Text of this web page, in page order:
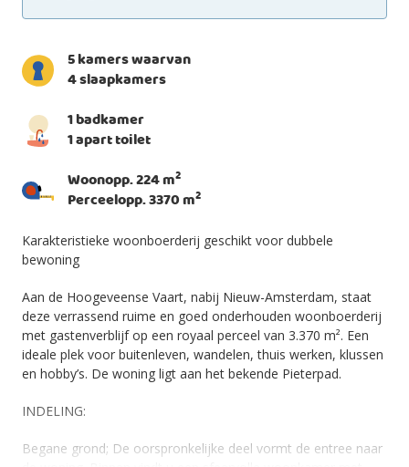
5 kamers waarvan
4 slaapkamers
1 badkamer
1 apart toilet
Woonopp. 224 m2
Perceelopp. 3370 m2
Karakteristieke woonboerderij geschikt voor dubbele
bewoning
Aan de Hoogeveense Vaart, nabij Nieuw-Amsterdam, staat
deze verrassend ruime en goed onderhouden woonboerderij
met gastenverblijf op een royaal perceel van 3.370 m². Een
ideale plek voor buitenleven, wandelen, thuis werken, klussen
en hobby’s. De woning ligt aan het bekende Pieterpad.
INDELING:
Begane grond; De oorspronkelijke deel vormt de entree naar